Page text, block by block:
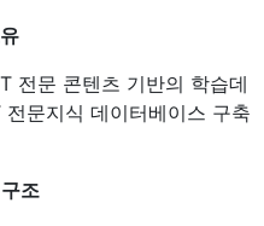
전문 콘텐츠 기반의 학습데
문지식 데이터베이스 구축
조